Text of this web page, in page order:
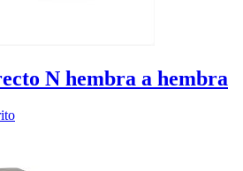
N hembra a hembra